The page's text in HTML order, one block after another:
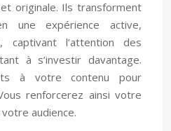
originale. Ils transforment
une expérience active,
captivant l’attention des
à s’investir davantage.
à votre contenu pour
renforcerez ainsi votre
audience.